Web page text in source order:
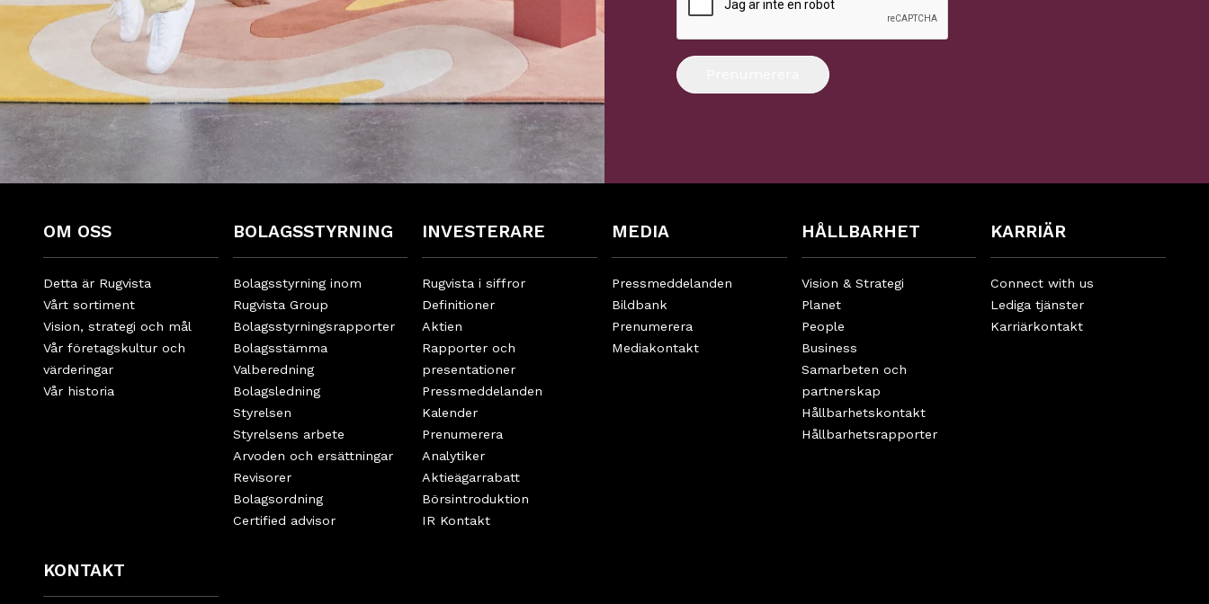
OM OSS
Detta är Rugvista
Vårt sortiment
Vision, strategi och mål
Vår företagskultur och
värderingar
Vår historia
BOLAGSSTYRNING
Bolagsstyrning inom
Rugvista Group
Bolagsstyrningsrapporter
Bolagsstämma
Valberedning
Bolagsledning
Styrelsen
Styrelsens arbete
Arvoden och ersättningar
Revisorer
Bolagsordning
Certified advisor
INVESTERARE
Rugvista i siffror
Definitioner
Aktien
Rapporter och
presentationer
Pressmeddelanden
Kalender
Prenumerera
Analytiker
Aktieägarrabatt
Börsintroduktion
IR Kontakt
MEDIA
Pressmeddelanden
Bildbank
Prenumerera
Mediakontakt
HÅLLBARHET
Vision & Strategi
Planet
People
Business
Samarbeten och
partnerskap
Hållbarhetskontakt
Hållbarhetsrapporter
KARRIÄR
Connect with us
Lediga tjänster
Karriärkontakt
KONTAKT